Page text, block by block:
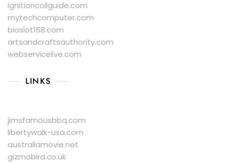
ignitioncoilguide.com
mytechcomputer.com
bioslot168.com
artsandcraftsauthority.com
webservicelive.com
LINKS
jimsfamousbbq.com
libertywalk-usa.com
australiamovie.net
gizmobird.co.uk